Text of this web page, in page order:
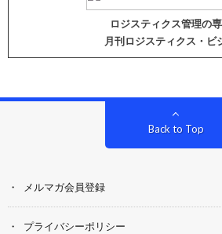
ロジスティクス管理の
月刊ロジスティクス・ビ
Back to Top
メルマガ会員登録
プライバシーポリシー